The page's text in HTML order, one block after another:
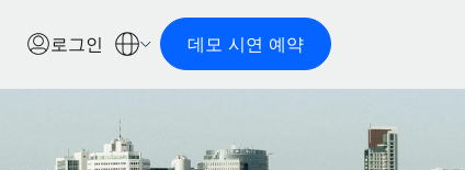
로그인 데모 시연 예약